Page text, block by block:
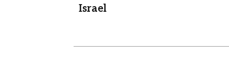
Israel